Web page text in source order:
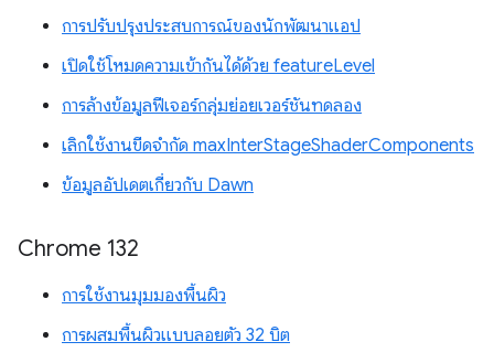
การปรับปรุงประสบการณ์ของนักพัฒนาแอป
เปิดใช้โหมดความเข้ากันได้ด้วย featureLevel
การล้างข้อมูลฟีเจอร์กลุ่มย่อยเวอร์ชันทดลอง
เลิกใช้งานขีดจำกัด maxInterStageShaderComponents
ข้อมูลอัปเดตเกี่ยวกับ Dawn
Chrome 132
การใช้งานมุมมองพื้นผิว
การผสมพื้นผิวแบบลอยตัว 32 บิต